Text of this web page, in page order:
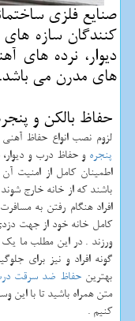
صنایع فلزی
كنندگان سازه
دیوار، نرده های
های مدرن می باشد.
حفاظ بالکن و
لزوم نصب انواع حفاظ
پنجره و حفاظ درب و
اطمینان کامل از امنیت
باشند که از خانه خارج
افراد هنگام رفتن به
کامل خانه خود از جهت
ورزند . در این مطلب ما یک
گونه افراد و نیز برای
بهترینحفاظ ضد سرقت
متن همراه باشید تا با این
کنیم .